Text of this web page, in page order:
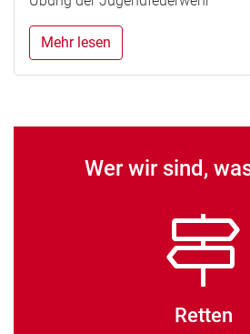
Mehr lesen
Wer wir sind,
Retten